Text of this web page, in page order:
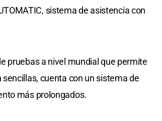
sistema de asistencia con
pruebas a nivel mundial que permite
cuenta con un sistema de
más prolongados.